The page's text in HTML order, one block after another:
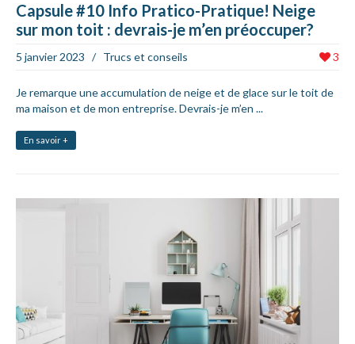
Capsule #10 Info Pratico-Pratique! Neige
sur mon toit : devrais-je m’en préoccuper?
3
5 janvier 2023 / Trucs et conseils
Je remarque une accumulation de neige et de glace sur le toit de
ma maison et de mon entreprise. Devrais-je m’en ...
En savoir +